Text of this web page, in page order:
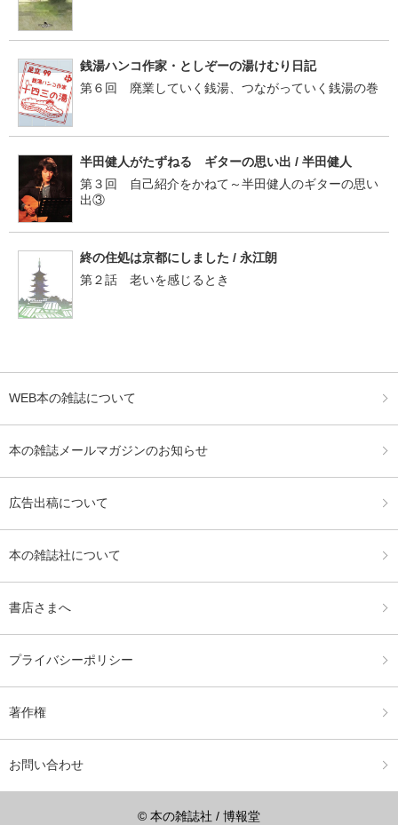
銭湯ハンコ作家・としぞーの湯けむり日記
第６回 廃業していく銭湯、つながっていく銭湯の巻
半田健人がたずねる ギターの思い出 / 半田健人
第３回 自己紹介をかねて～半田健人のギターの思い
出③
終の住処は京都にしました / 永江朗
第２話 老いを感じるとき
WEB本の雑誌について
本の雑誌メールマガジンのお知らせ
広告出稿について
本の雑誌社について
書店さまへ
プライバシーポリシー
著作権
お問い合わせ
© 本の雑誌社 / 博報堂